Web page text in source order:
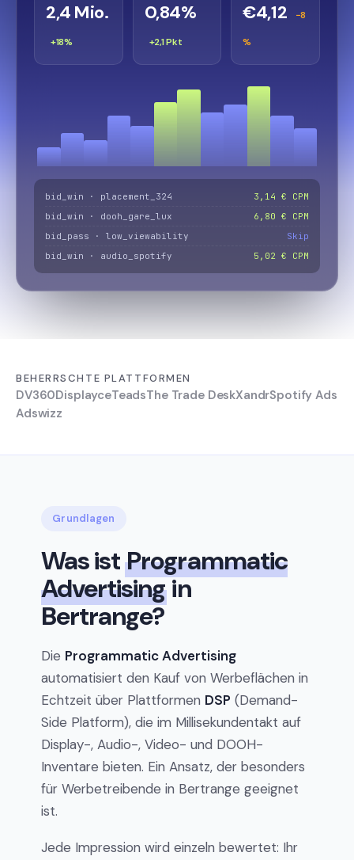
2,4 Mio.
+18%
0,84%
+2,1 Pkt
€4,12 −8
%
bid_win · placement_324
3,14 € CPM
bid_win · dooh_gare_lux
6,80 € CPM
bid_pass · low_viewability
Skip
bid_win · audio_spotify
5,02 € CPM
BEHERRSCHTE PLATTFORMEN
DV360DisplayceTeadsThe Trade DeskXandrSpotify Ads
Adswizz
Grundlagen
Was istProgrammatic
Advertisingin
Bertrange?
Die Programmatic Advertising
automatisiert den Kauf von Werbeflächen in
Echtzeit über Plattformen DSP (Demand-
Side Platform), die im Millisekundentakt auf
Display-, Audio-, Video- und DOOH-
Inventare bieten. Ein Ansatz, der besonders
für Werbetreibende in Bertrange geeignet
ist.
Jede Impression wird einzeln bewertet: Ihr